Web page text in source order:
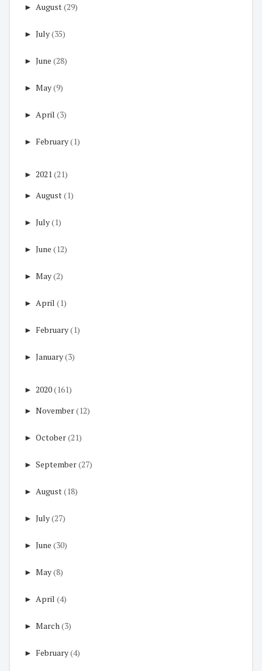
► August(29)
► July(35)
► June (28)
► May(9)
► April (3)
► February(1)
► 2021(21)
► August(1)
► July(1)
► June (12)
► May(2)
► April (1)
► February(1)
► January(3)
► 2020(161)
► November(12)
► October(21)
► September(27)
► August(18)
► July(27)
► June (30)
► May(8)
► April (4)
► March (3)
► February(4)